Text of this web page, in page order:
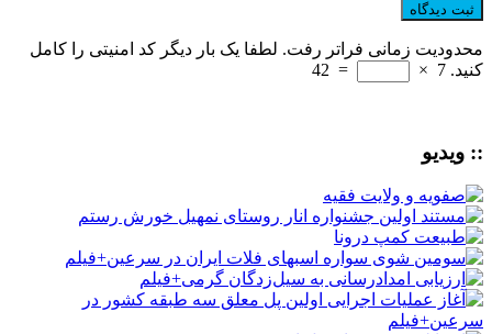
محدودیت زمانی فراتر رفت. لطفا یک بار دیگر کد امنیتی را کامل
کنید. 7
×
=
42
:: ویدیو